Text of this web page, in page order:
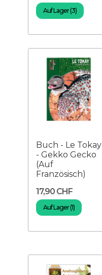
Auf Lager (3)
Buch - Le Tokay
- Gekko Gecko
(Auf
Französisch)
17,90 CHF
Auf Lager (1)